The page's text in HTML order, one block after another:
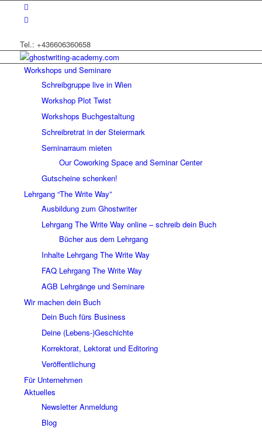
Tel.: +436606360658
Workshops und Seminare
Schreibgruppe live in Wien
Workshop Plot Twist
Workshops Buchgestaltung
Schreibretrat in der Steiermark
Seminarraum mieten
Our Coworking Space and Seminar Center
Gutscheine schenken!
Lehrgang “The Write Way”
Ausbildung zum Ghostwriter
Lehrgang The Write Way online – schreib dein Buch
Bücher aus dem Lehrgang
Inhalte Lehrgang The Write Way
FAQ Lehrgang The Write Way
AGB Lehrgänge und Seminare
Wir machen dein Buch
Dein Buch fürs Business
Deine (Lebens-)Geschichte
Korrektorat, Lektorat und Editoring
Veröffentlichung
Für Unternehmen
Aktuelles
Newsletter Anmeldung
Blog